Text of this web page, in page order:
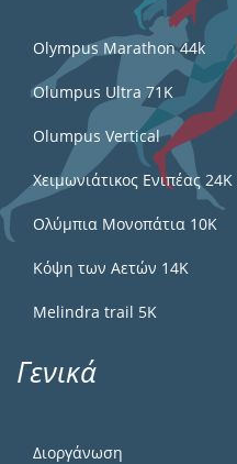
Olympus Marathon 44k
Olumpus Ultra 71K
Olumpus Vertical
Χειμωνιάτικος Ενιπέας 24Κ
Ολύμπια Μονοπάτια 10Κ
Κόψη των Αετών 14Κ
Melindra trail 5Κ
Γενικά
Διοργάνωση